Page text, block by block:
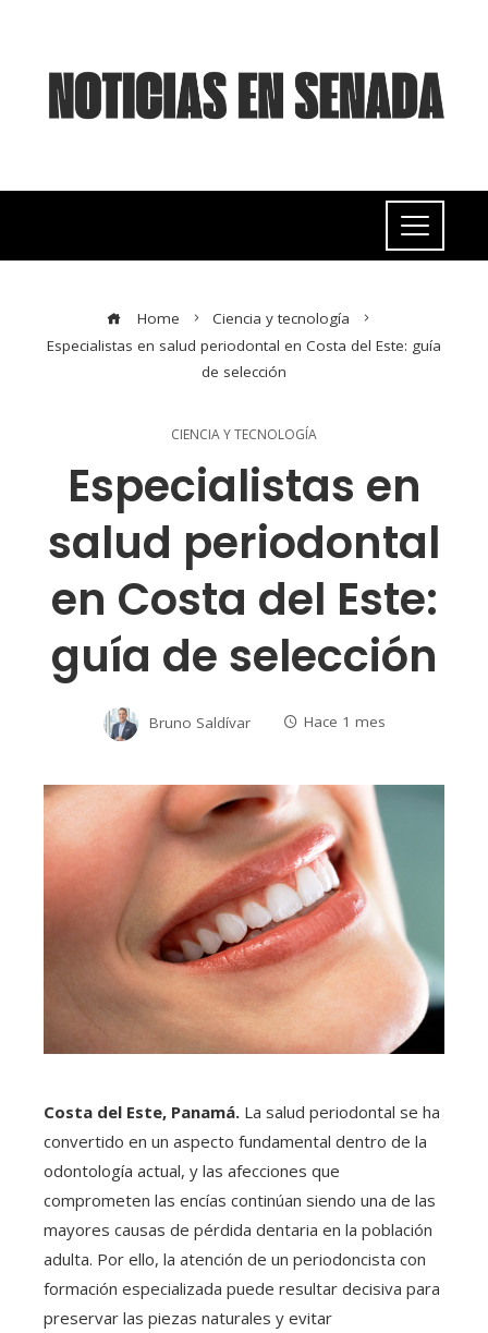
Home
Ciencia y tecnología
Especialistas en salud periodontal en Costa del Este: guía
de selección
CIENCIA Y TECNOLOGÍA
Especialistas en
salud periodontal
en Costa del Este:
guía de selección
Bruno Saldívar Hace 1 mes
Costa del Este, Panamá. La salud periodontal se ha
convertido en un aspecto fundamental dentro de la
odontología actual, y las afecciones que
comprometen las encías continúan siendo una de las
mayores causas de pérdida dentaria en la población
adulta. Por ello, la atención de un periodoncista con
formación especializada puede resultar decisiva para
preservar las piezas naturales y evitar